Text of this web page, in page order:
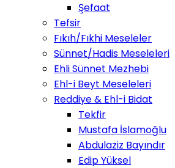
Şefaat
Tefsir
Fıkıh/Fıkhi Meseleler
Sünnet/Hadis Meseleleri
Ehli Sünnet Mezhebi
Ehl-i Beyt Meseleleri
Reddiye & Ehl-i Bidat
Tekfir
Mustafa İslamoğlu
Abdulaziz Bayındır
Edip Yüksel